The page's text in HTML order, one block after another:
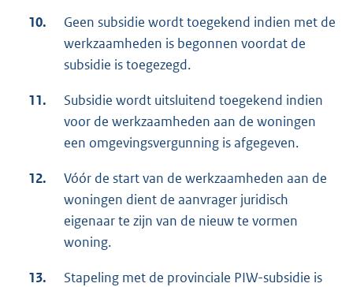
10.
Geen subsidie wordt toegekend indien met de
werkzaamheden is begonnen voordat de
subsidie is toegezegd.
11.
Subsidie wordt uitsluitend toegekend indien
voor de werkzaamheden aan de woningen
een omgevingsvergunning is afgegeven.
12.
Vóór de start van de werkzaamheden aan de
woningen dient de aanvrager juridisch
eigenaar te zijn van de nieuw te vormen
woning.
13.
Stapeling met de provinciale PIW-subsidie is